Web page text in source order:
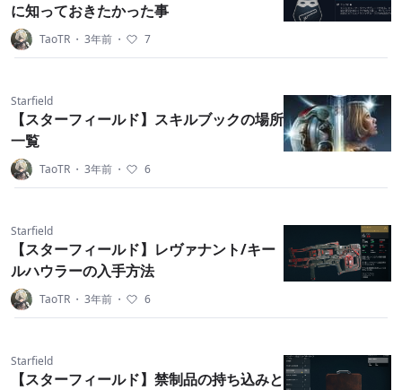
に知っておきたかった事
TaoTR ・ 3年前 ・ 7
Starfield
【スターフィールド】スキルブックの場所
一覧
TaoTR ・ 3年前 ・ 6
Starfield
【スターフィールド】レヴァナント/キー
ルハウラーの入手方法
TaoTR ・ 3年前 ・ 6
Starfield
【スターフィールド】禁制品の持ち込みと